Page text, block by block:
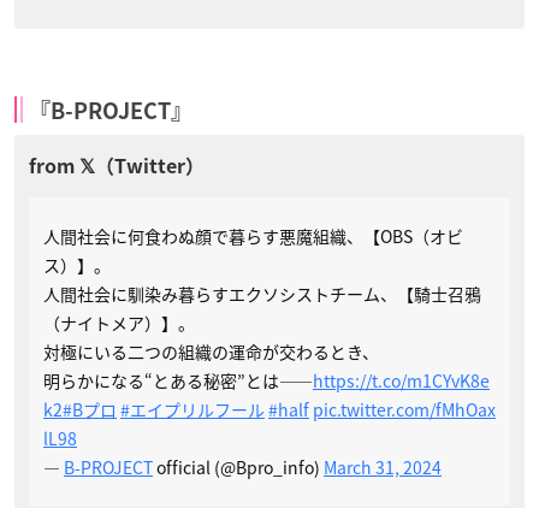
『B-PROJECT』
人間社会に何食わぬ顔で暮らす悪魔組織、【OBS（オビ
ス）】。
人間社会に馴染み暮らすエクソシストチーム、【騎士召鴉
（ナイトメア）】。
対極にいる二つの組織の運命が交わるとき、
明らかになる“とある秘密”とは——https://t.co/m1CYvK8e
k2#Bプロ #エイプリルフール#half pic.twitter.com/fMhOax
lL98
— B-PROJECTofficial (@Bpro_info) March 31, 2024